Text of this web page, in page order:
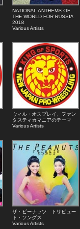
NATIONAL ANTHEMS OF
THE WORLD FOR RUSSIA
2018
Various Artists
ウィル・オスプレイ、ファン
タスティカマニアのテーマ
Various Artists
ザ・ピーナッツ トリビュー
ト・ソングス
Various Artists